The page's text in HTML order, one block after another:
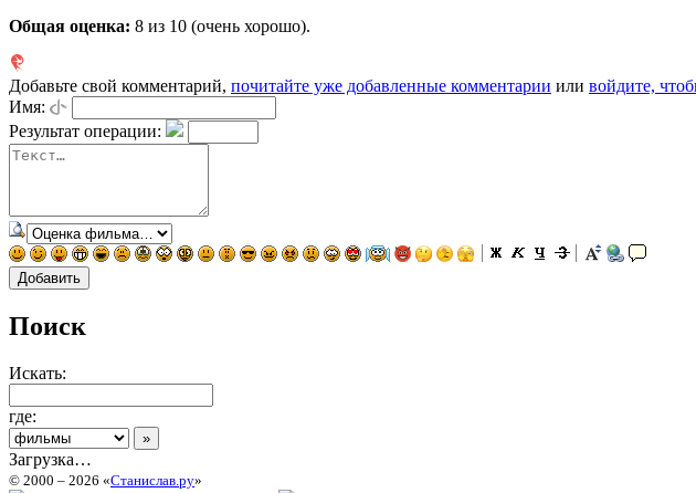
Общая оценка: 8 из 10 (очень хорошо).
Добавьте свой комментарий, почитайте уже добавленные комментарии или войдите,
Имя:
Результат операции:
Поиск
Искать:
где:
Загрузка…
© 2000 – 2026 «Станислав.ру»